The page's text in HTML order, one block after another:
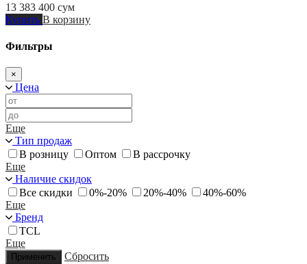
13 383 400 сум
Купить В корзину
Фильтры
×
Цена
Еще
Тип продаж
В розницу
Оптом
В рассрочку
Еще
Наличие скидок
Все скидки
0%-20% 20%-40%
40%-60%
Еще
Бренд
TCL
Еще
Применить Сбросить